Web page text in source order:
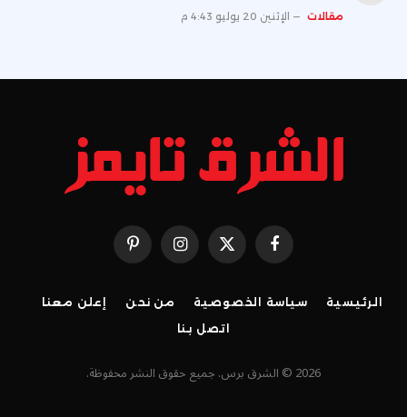
مقالات الإثنين 20 يوليو 4:43 م
فيسبوك X
(Twitter)
الانستغرامبينتيريست
الرئيسية سياسة الخصوصية من نحن
إعلن معنا
اتصل بنا
2026 © الشرق برس. جميع حقوق النشر محفوظة.